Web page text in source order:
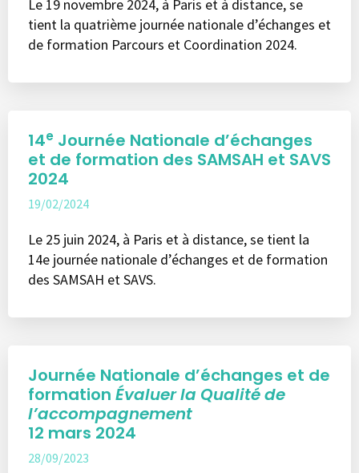
Le 19 novembre 2024, à Paris et à distance, se
tient la quatrième journée nationale d’échanges et
de formation Parcours et Coordination 2024.
14e Journée Nationale d’échanges
et de formation des SAMSAH et SAVS
2024
19/02/2024
Le 25 juin 2024, à Paris et à distance, se tient la
14e journée nationale d’échanges et de formation
des SAMSAH et SAVS.
Journée Nationale d’échanges et de
formation Évaluer la Qualité de
l’accompagnement
12 mars 2024
28/09/2023